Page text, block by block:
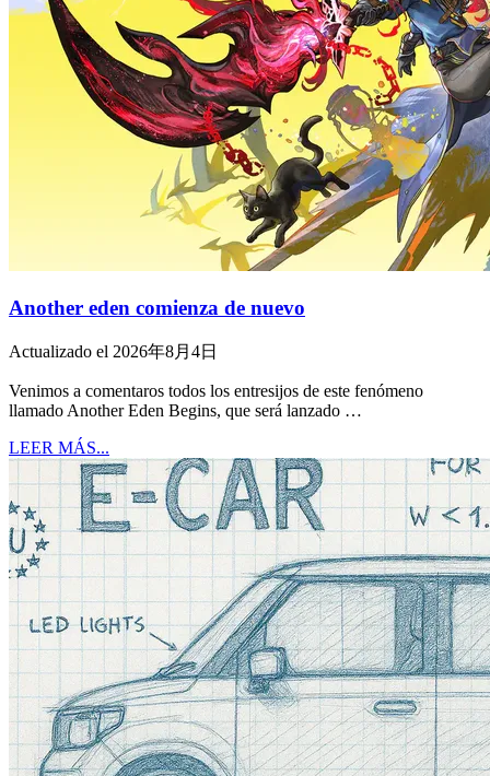
Another eden comienza de nuevo
Actualizado el 2026年8月4日
Venimos a comentaros todos los entresijos de este fenómeno
llamado Another Eden Begins, que será lanzado …
LEER MÁS...